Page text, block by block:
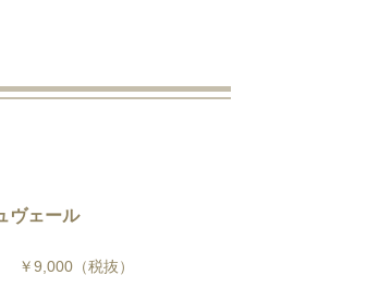
ヴェール
￥9,000 （税抜）